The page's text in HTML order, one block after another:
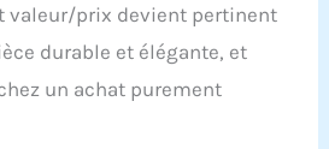
valeur/prix devient pertinent
durable et élégante, et
un achat purement